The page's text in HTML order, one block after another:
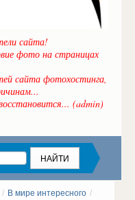
сайта!
фото на страницах
сайта фотохостинга,
(admin)
/ В мире интересного /